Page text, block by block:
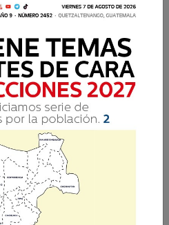
2026 CON UNA
una oportunidad que marque